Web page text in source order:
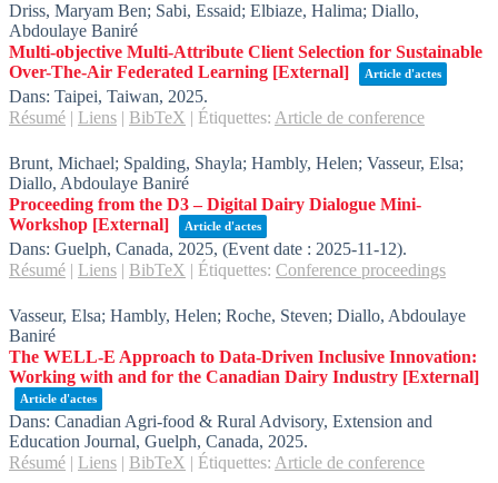
Driss, Maryam Ben; Sabi, Essaid; Elbiaze, Halima; Diallo,
Abdoulaye Baniré
Multi-objective Multi-Attribute Client Selection for Sustainable
Over-The-Air Federated Learning [External] Article d'actes
Dans: Taipei, Taiwan, 2025.
Résumé | Liens | BibTeX | Étiquettes: Article de conference
Brunt, Michael; Spalding, Shayla; Hambly, Helen; Vasseur, Elsa;
Diallo, Abdoulaye Baniré
Proceeding from the D3 – Digital Dairy Dialogue Mini-
Workshop [External] Article d'actes
Dans: Guelph, Canada, 2025, (Event date : 2025-11-12).
Résumé | Liens | BibTeX | Étiquettes: Conference proceedings
Vasseur, Elsa; Hambly, Helen; Roche, Steven; Diallo, Abdoulaye
Baniré
The WELL-E Approach to Data-Driven Inclusive Innovation:
Working with and for the Canadian Dairy Industry [External]
Article d'actes
Dans: Canadian Agri-food & Rural Advisory, Extension and
Education Journal, Guelph, Canada, 2025.
Résumé | Liens | BibTeX | Étiquettes: Article de conference